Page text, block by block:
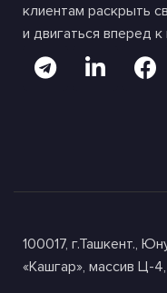
клиентам раскрыть
и двигаться вперед
100017, г.Ташкент.,
«Кашгар», массив Ц-